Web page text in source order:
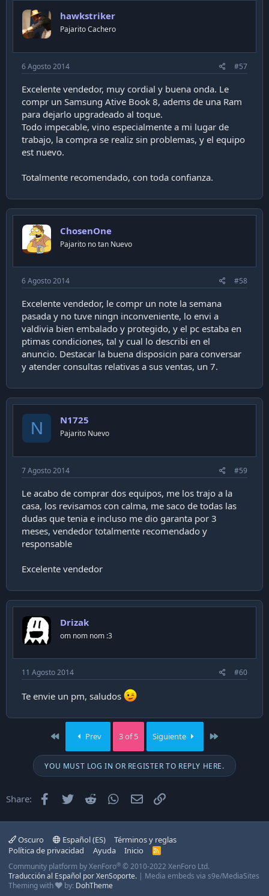
hawkstriker
Pajarito Cachero
6 Agosto 2014 #57
Excelente vendedor, muy cordial y buena onda. Le
compr un Samsung Ative Book 8, adems de una Ram
para dejarlo upgradeado al toque.
Todo impecable, vino especialmente a mi lugar de
trabajo, la compra se realiz sin problemas, y el equipo
est nuevo.
Totalmente recomendado, con toda confianza.
ChosenOne
Pajarito no tan Nuevo
6 Agosto 2014 #58
Excelente vendedor, le compr un note la semana
pasada y no tuve ningn inconveniente, lo envi a
valdivia bien embalado y protegido, y el pc estaba en
ptimas condiciones, tal y cual lo describi en el
anuncio. Destacar la buena disposicin para conversar
y atender consultas relativas a sus ventas, un 7.
N N1725
Pajarito Nuevo
7 Agosto 2014 #59
Le acabo de comprar dos equipos, me los trajo a la
casa, los revisamos con calma, me saco de todas las
dudas que tenia e incluso me dio garanta por 3
meses, vendedor totalmente recomendado y
responsable
Excelente vendedor
Drizak
om nom nom :3
11 Agosto 2014 #60
Te envie un pm, saludos
First Prev 3 of 5 Siguiente
YOU MUST LOG IN OR REGISTER TO REPLY HERE.
Share: Facebook
Twitter Reddit WhatsApp
Email
Oscuro Español (ES)
Términos y reglas
Política de privacidad
Ayuda Inicio
R
S
Community platform by XenForo® © 2010-2022 XenForo Ltd.
Traducción al Español por XenSoporte. | Media embeds via s9e/MediaSites
Theming with
by: DohTheme